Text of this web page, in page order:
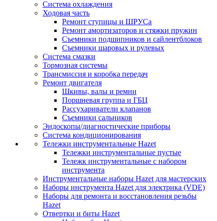
Система охлаждения
Ходовая часть
Ремонт ступицы и ШРУСа
Ремонт амортизаторов и стяжки пружин
Съемники подшипников и сайлентблоков
Съемники шаровых и рулевых
Система смазки
Тормозная системы
Трансмиссия и коробка передач
Ремонт двигателя
Шкивы, валы и ремни
Поршневая группа и ГБЦ
Рассухариватели клапанов
Съемники сальников
Эндоскопы/диагностические приборы
Система кондиционирования
Тележки инструментальные Hazet
Тележки инструментальные пустые
Тележк инструментальные с набором
инструмента
Инструментальные наборы Hazet для мастерских
Наборы инструмента Hazet для электрика (VDE)
Наборы для ремонта и восстановления резьбы
Hazet
Отвертки и биты Hazet